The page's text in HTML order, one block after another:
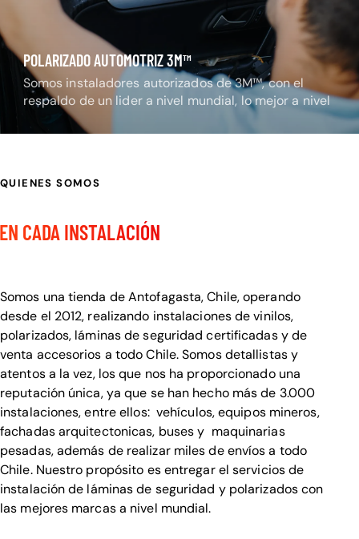
POLARIZADO AUTOMOTRIZ 3M™
Somos instaladores autorizados de 3M™, con el
respaldo de un lider a nivel mundial, lo mejor a nivel
nacional.
QUIENES SOMOS
EN CADA INSTALACIÓN
Somos una tienda de Antofagasta, Chile, operando
desde el 2012, realizando instalaciones de vinilos,
polarizados, láminas de seguridad certificadas y de
venta accesorios a todo Chile. Somos detallistas y
atentos a la vez, los que nos ha proporcionado una
reputación única, ya que se han hecho más de 3.000
instalaciones, entre ellos: vehículos, equipos mineros,
fachadas arquitectonicas, buses y maquinarias
pesadas, además de realizar miles de envíos a todo
Chile. Nuestro propósito es entregar el servicios de
instalación de láminas de seguridad y polarizados con
las mejores marcas a nivel mundial.